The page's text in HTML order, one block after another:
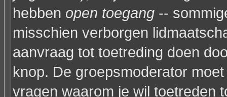
hebben open toegang --
misschien verborgen
aanvraag tot toetreding doen
knop. De groepsmoderator
vragen waarom je wil toetreden